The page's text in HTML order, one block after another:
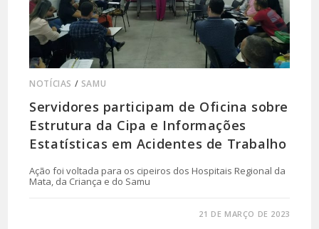
NOTÍCIAS / SAMU
Servidores participam de Oficina sobre
Estrutura da Cipa e Informações
Estatísticas em Acidentes de Trabalho
Ação foi voltada para os cipeiros dos Hospitais Regional da
Mata, da Criança e do Samu
21 DE MARÇO DE 2023